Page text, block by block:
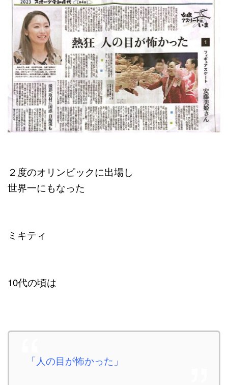
２度のオリンピックに出場し
世界一にもなった
ミキティ
10代の頃は
「人の目が怖かった」